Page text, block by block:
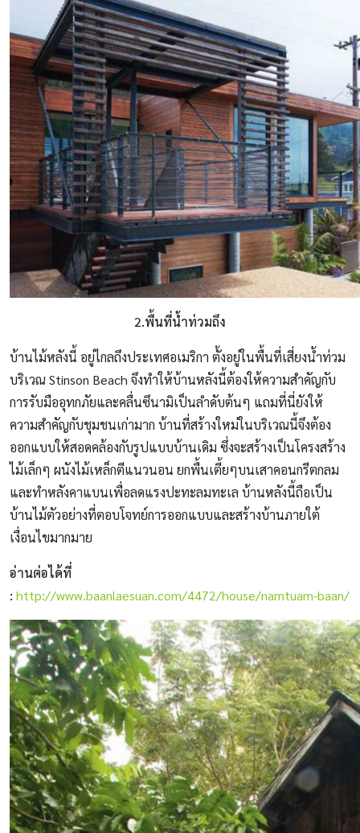
2.พื้นที่น้ำท่วมถึง
บ้านไม้หลังนี้ อยู่ไกลถึงประเทศอเมริกา ตั้งอยู่ในพื้นที่เสี่ยงน้ำท่วม
บริเวณ Stinson Beach จึงทำให้บ้านหลังนี้ต้องให้ความสำคัญกับ
การรับมืออุทกภัยและคลื่นซึนามิเป็นลำดับต้นๆ แถมที่นี่ยังให้
ความสำคัญกับชุมชนเก่ามาก บ้านที่สร้างใหม่ในบริเวณนี้จึงต้อง
ออกแบบให้สอดคล้องกับรูปแบบบ้านเดิม ซึ่งจะสร้างเป็นโครงสร้าง
ไม้เล็กๆ ผนังไม้เหล็กตีแนวนอน ยกพื้นเตี้ยๆบนเสาคอนกรีตกลม
และทำหลังคาแบนเพื่อลดแรงปะทะลมทะเล บ้านหลังนี้ถือเป็น
บ้านไม้ตัวอย่างที่ตอบโจทย์การออกแบบและสร้างบ้านภายใต้
เงื่อนไขมากมาย
อ่านต่อได้ที่
: http://www.baanlaesuan.com/4472/house/namtuam-baan/